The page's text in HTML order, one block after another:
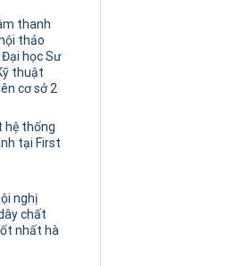
thanh
thảo
học Sư
thuật
cơ sở 2
hệ thống
tại First
nghị
chất
nhất hà